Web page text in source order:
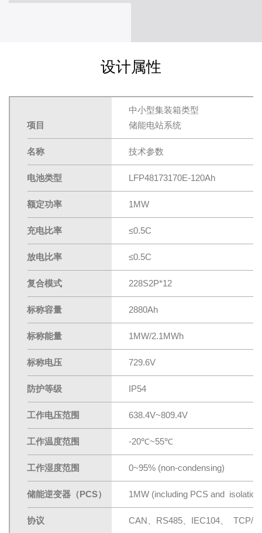
设计属性
项目
中小型集装箱类型
储能电站系统
名称 技术参数
电池类型 LFP48173170E-120Ah
额定功率 1MW
充电比率 ≤0.5C
放电比率 ≤0.5C
复合模式 228S2P*12
标称容量 2880Ah
标称能量 1MW/2.1MWh
标称电压 729.6V
防护等级 IP54
工作电压范围 638.4V~809.4V
工作温度范围 -20℃~55℃
工作湿度范围 0~95% (non-condensing)
储能逆变器（PCS） 1MW (including PCS and
协议 CAN、RS485、IEC104、 TCP/IP